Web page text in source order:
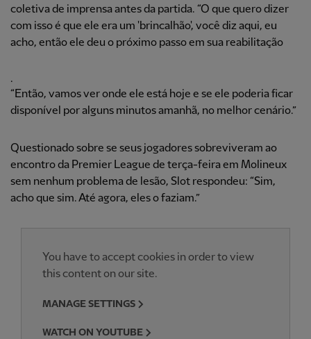
coletiva de imprensa antes da partida. “O que quero dizer
com isso é que ele era um 'brincalhão', você diz aqui, eu
acho, então ele deu o próximo passo em sua reabilitação
.
“Então, vamos ver onde ele está hoje e se ele poderia ficar
disponível por alguns minutos amanhã, no melhor cenário.”
Questionado sobre se seus jogadores sobreviveram ao
encontro da Premier League de terça-feira em Molineux
sem nenhum problema de lesão, Slot respondeu: “Sim,
acho que sim. Até agora, eles o faziam.”
You have to accept cookies in order to view
this content on our site.
MANAGE SETTINGS
WATCH ON YOUTUBE